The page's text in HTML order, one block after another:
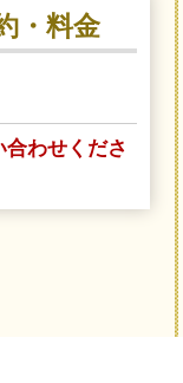
・料金
わせくださ